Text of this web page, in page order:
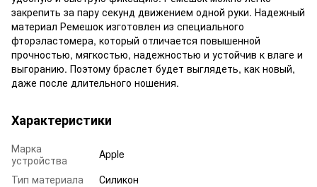
закрепить за пару секунд движением одной руки. Надежный
материал Ремешок изготовлен из специального
фторэластомера, который отличается повышенной
прочностью, мягкостью, надежностью и устойчив к влаге и
выгоранию. Поэтому браслет будет выглядеть, как новый,
даже после длительного ношения.
Характеристики
Марка
устройства
Apple
Тип материала
Силикон